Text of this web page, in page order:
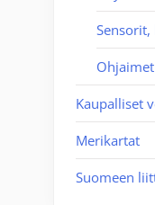
Sensorit,
Ohjaimet
Kaupalliset
Merikartat
Suomeen